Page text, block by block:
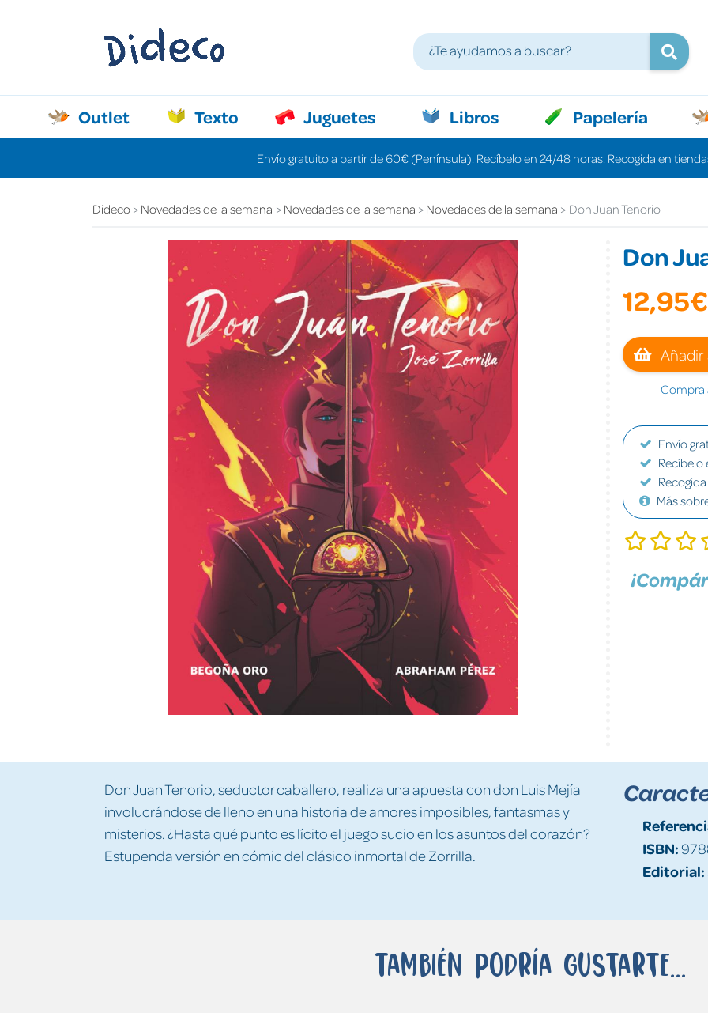
Outlet Texto Juguetes Libros Papelería
Envío gratuito a partir de 60€ (Península). Recíbelo en 24/48 horas. Recogida en
Dideco Novedades de la semana Novedades de la semana Novedades de la semana Don Juan Tenorio
Don
12,95€
Añadir
Compra
Envío
Recíbelo
Más
Don Juan Tenorio, seductor caballero, realiza una apuesta con don Luis Mejía
involucrándose de lleno en una historia de amores imposibles, fantasmas y
misterios. ¿Hasta qué punto es lícito el juego sucio en los asuntos del corazón?
Estupenda versión en cómic del clásico inmortal de Zorrilla.
ISBN:
Editorial:
También podría gustarte...